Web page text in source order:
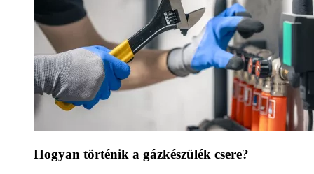
Hogyan történik a gázkészülék csere?